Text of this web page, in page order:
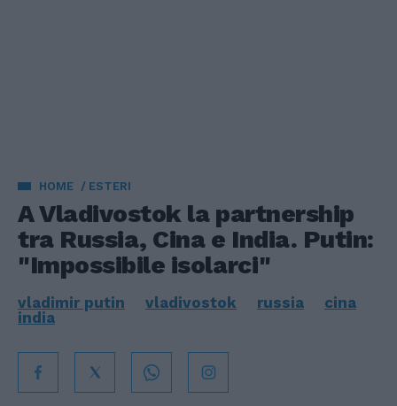
HOME ESTERI
A Vladivostok la partnership
tra Russia, Cina e India. Putin:
"Impossibile isolarci"
vladimir putin vladivostok russia
cina
india